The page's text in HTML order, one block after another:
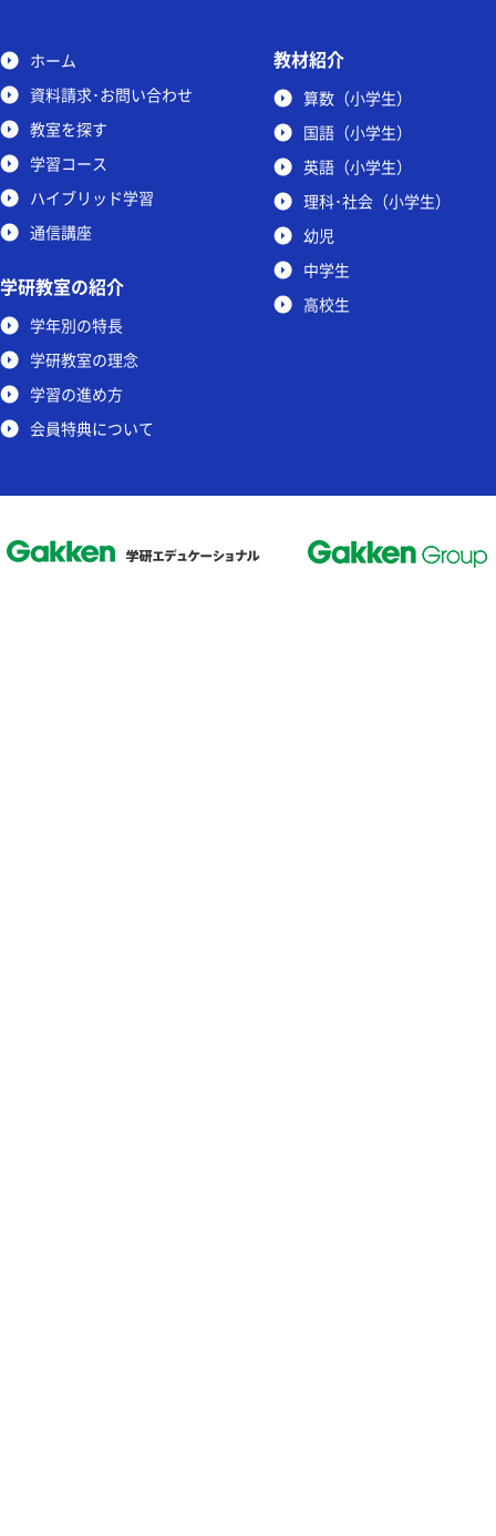
ホーム
資料請求･お問い合わせ
教室を探す
学習コース
ハイブリッド学習
通信講座
学研教室の紹介
学年別の特長
学研教室の理念
学習の進め方
会員特典について
教材紹介
算数（小学生）
国語（小学生）
英語（小学生）
理科･社会（小学生）
幼児
中学生
高校生